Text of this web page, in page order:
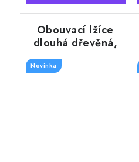
Obouvací lžíce
dlouhá dřevěná,
barva přírodní 74
Novinka